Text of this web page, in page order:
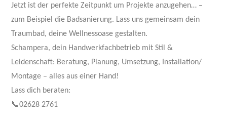
Jetzt ist der perfekte Zeitpunkt um Projekte anzugehen… –
zum Beispiel die Badsanierung. Lass uns gemeinsam dein
Traumbad, deine Wellnessoase gestalten.
Schampera, dein Handwerkfachbetrieb mit Stil &
Leidenschaft: Beratung, Planung, Umsetzung, Installation/
Montage – alles aus einer Hand!
Lass dich beraten:
📞02628 2761